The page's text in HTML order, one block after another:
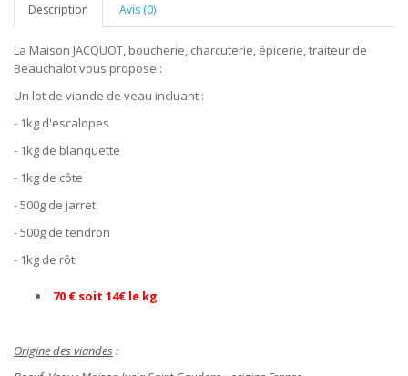
Description Avis (0)
La Maison JACQUOT, boucherie, charcuterie, épicerie, traiteur de
Beauchalot vous propose :
Un lot de viande de veau incluant :
- 1kg d'escalopes
- 1kg de blanquette
- 1kg de côte
- 500g de jarret
- 500g de tendron
- 1kg de rôti
70 € soit 14€ le kg
Origine des viandes: